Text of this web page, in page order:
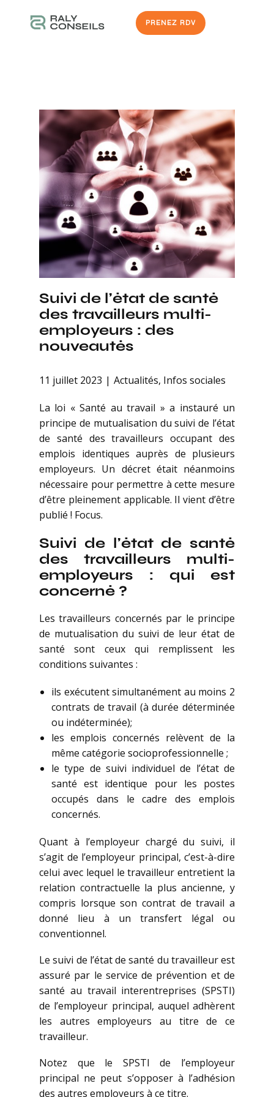
PRENEZ RDV
Suivi de l’état de santé
des travailleurs multi-
employeurs : des
nouveautés
11 juillet 2023 Actualités, Infos sociales
La loi « Santé au travail » a instauré un
principe de mutualisation du suivi de l’état
de santé des travailleurs occupant des
emplois identiques auprès de plusieurs
employeurs. Un décret était néanmoins
nécessaire pour permettre à cette mesure
d’être pleinement applicable. Il vient d’être
publié ! Focus.
Suivi de l’état de santé
des travailleurs multi-
employeurs : qui est
concerné ?
Les travailleurs concernés par le principe
de mutualisation du suivi de leur état de
santé sont ceux qui remplissent les
conditions suivantes :
ils exécutent simultanément au moins 2
contrats de travail (à durée déterminée
ou indéterminée);
les emplois concernés relèvent de la
même catégorie socioprofessionnelle ;
le type de suivi individuel de l’état de
santé est identique pour les postes
occupés dans le cadre des emplois
concernés.
Quant à l’employeur chargé du suivi, il
s’agit de l’employeur principal, c’est-à-dire
celui avec lequel le travailleur entretient la
relation contractuelle la plus ancienne, y
compris lorsque son contrat de travail a
donné lieu à un transfert légal ou
conventionnel.
Le suivi de l’état de santé du travailleur est
assuré par le service de prévention et de
santé au travail interentreprises (SPSTI)
de l’employeur principal, auquel adhèrent
les autres employeurs au titre de ce
travailleur.
Notez que le SPSTI de l’employeur
principal ne peut s’opposer à l’adhésion
des autres employeurs à ce titre.